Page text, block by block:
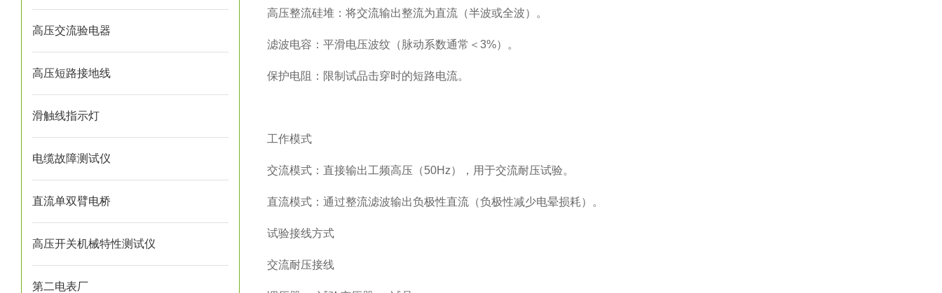
高压交流验电器
高压短路接地线
滑触线指示灯
电缆故障测试仪
直流单双臂电桥
高压开关机械特性测试仪
第二电表厂
高压整流硅堆：将交流输出整流为直流（半波或全波）。
滤波电容：平滑电压波纹（脉动系数通常＜3%）。
保护电阻：限制试品击穿时的短路电流。
工作模式
交流模式：直接输出工频高压（50Hz），用于交流耐压试验。
直流模式：通过整流滤波输出负极性直流（负极性减少电晕损耗）。
试验接线方式
交流耐压接线